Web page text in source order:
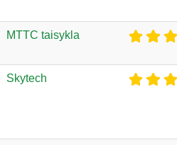
MTTC taisykla
Skytech